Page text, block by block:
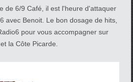
de 6/9 Café, il est l'heure d'attaquer
avec Benoit. Le bon dosage de hits,
pour vous accompagner sur
la Côte Picarde.